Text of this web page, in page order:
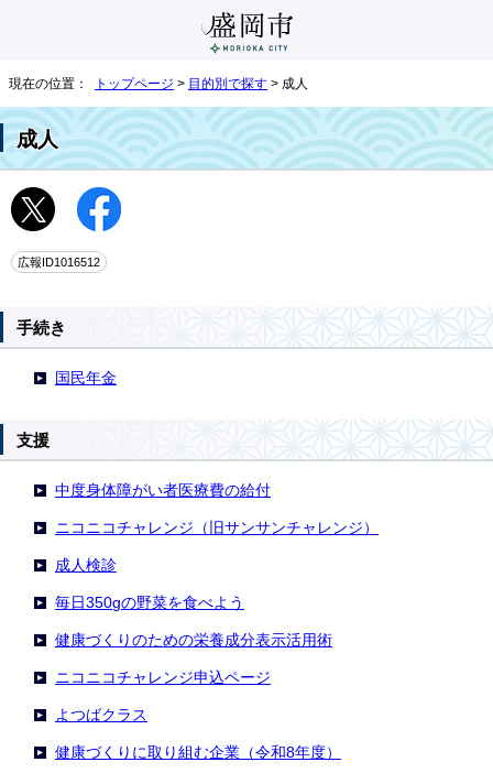
現在の位置： トップページ > 目的別で探す > 成人
成人
広報ID1016512
手続き
国民年金
支援
中度身体障がい者医療費の給付
ニコニコチャレンジ（旧サンサンチャレンジ）
成人検診
毎日350gの野菜を食べよう
健康づくりのための栄養成分表示活用術
ニコニコチャレンジ申込ページ
よつばクラス
健康づくりに取り組む企業（令和8年度）